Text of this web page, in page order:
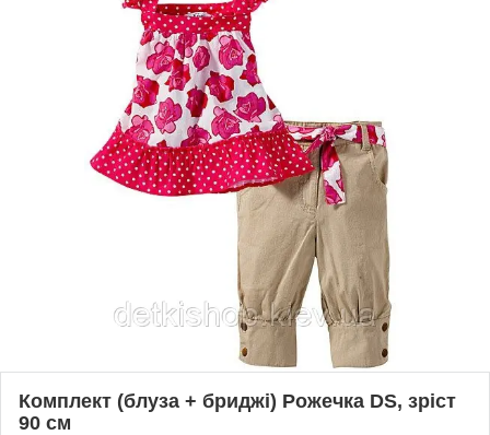
Комплект (блуза + бриджі) Рожечка DS, зріст
90 см